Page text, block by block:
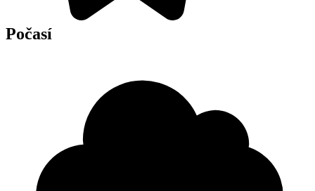
Počasí